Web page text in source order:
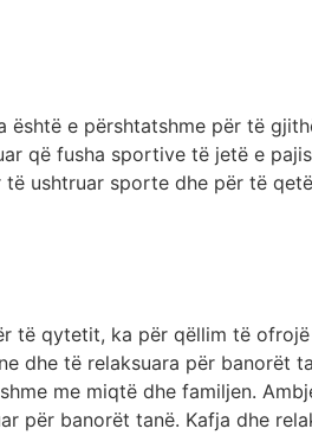
është e përshtatshme për të
që fusha sportive të jetë e
ushtruar sporte dhe për të
të qytetit, ka për qëllim të
dhe të relaksuara për banorët
me miqtë dhe familjen.
për banorët tanë. Kafja dhe